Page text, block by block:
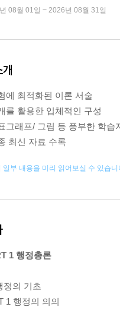
08월 01일 ~ 2026년 08월 31일
에 최적화된 이론 서술
를 활용한 입체적인 구성
그래프/ 그림 등 풍부한 학습
최신 자료 수록
일부 내용을 미리 읽어보실 수 있습니
1 행정총론
정의 기초
1 행정의 의의